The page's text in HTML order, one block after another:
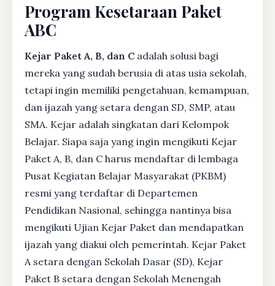
Program Kesetaraan Paket
ABC
Kejar Paket A, B, dan C adalah solusi bagi
mereka yang sudah berusia di atas usia sekolah,
tetapi ingin memiliki pengetahuan, kemampuan,
dan ijazah yang setara dengan SD, SMP, atau
SMA. Kejar adalah singkatan dari Kelompok
Belajar. Siapa saja yang ingin mengikuti Kejar
Paket A, B, dan C harus mendaftar di lembaga
Pusat Kegiatan Belajar Masyarakat (PKBM)
resmi yang terdaftar di Departemen
Pendidikan Nasional, sehingga nantinya bisa
mengikuti Ujian Kejar Paket dan mendapatkan
ijazah yang diakui oleh pemerintah. Kejar Paket
A setara dengan Sekolah Dasar (SD), Kejar
Paket B setara dengan Sekolah Menengah